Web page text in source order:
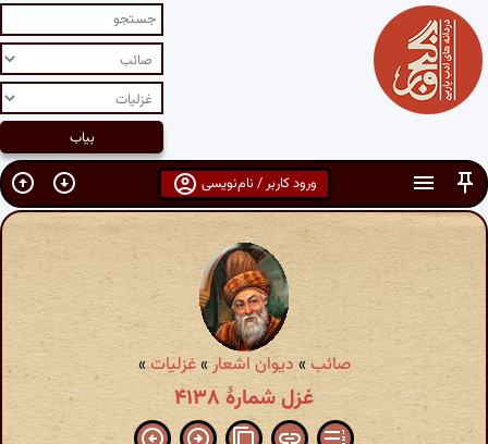
ورود کاربر / نام‌نویسی
صائب »دیوان اشعار»غزلیات»
غزل شمارهٔ ۴۱۳۸